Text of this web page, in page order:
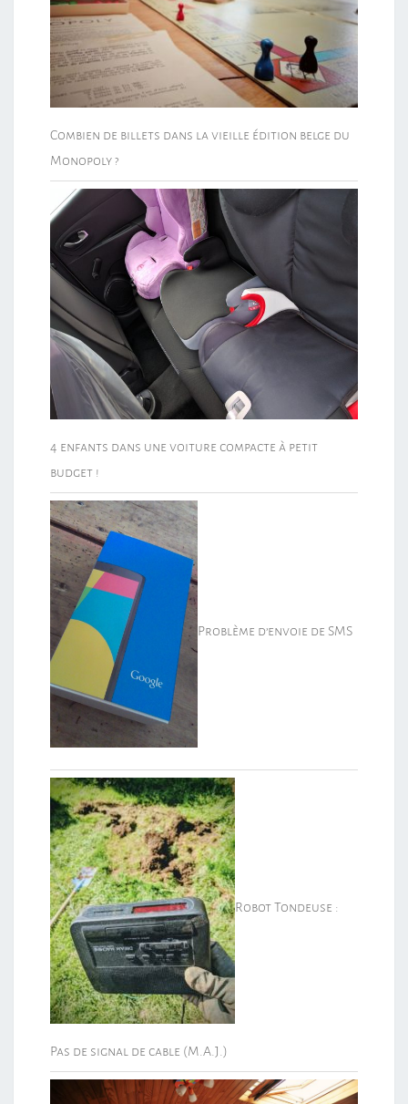
Combien de billets dans la vieille édition belge du
Monopoly ?
4 enfants dans une voiture compacte à petit
budget !
Problème d’envoie de SMS
Robot Tondeuse :
Pas de signal de cable (M.A.J.)